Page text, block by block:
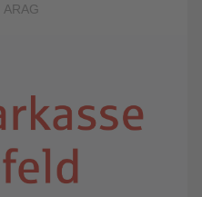
ARAG